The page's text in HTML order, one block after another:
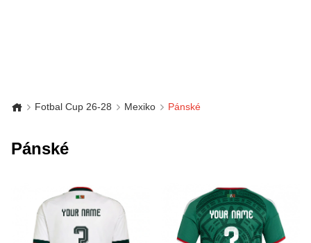
Fotbal Cup 26-28 Mexiko Pánské
Pánské